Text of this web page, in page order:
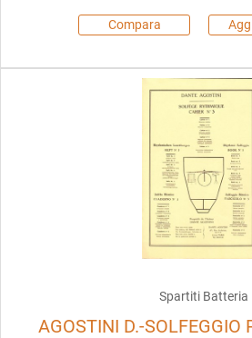
Compara
Spartiti Batteria
AGOSTINI D.-SOLFEGGIO